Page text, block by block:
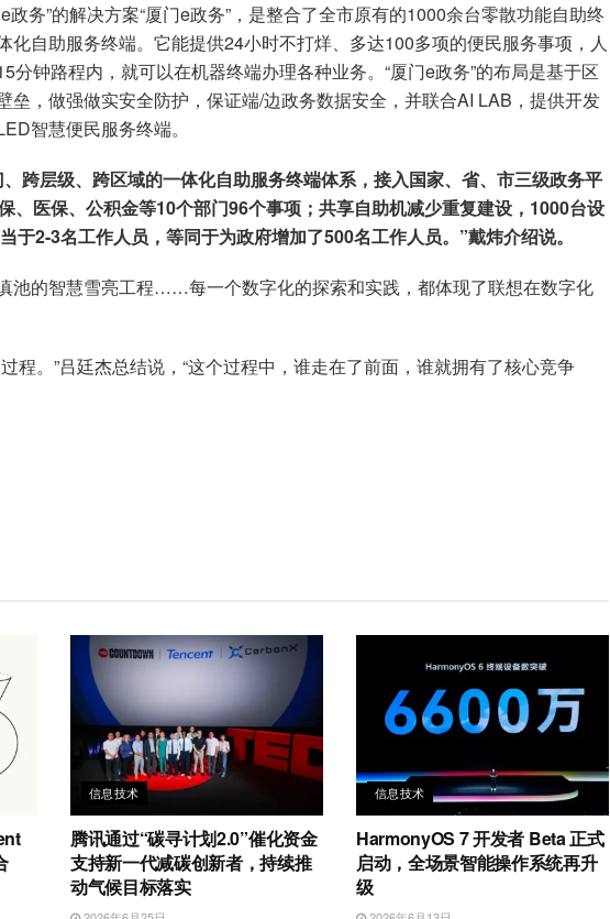
政务”的解决方案“厦门e政务”，是整合了全市原有的1000余台零散功能自助终
化自助服务终端。它能提供24小时不打烊、多达100多项的便民服务事项，人
分钟路程内，就可以在机器终端办理各种业务。“厦门e政务”的布局是基于区
垒，做强做实安全防护，保证端/边政务数据安全，并联合AI LAB，提供开发
智慧便民服务终端。
跨层级、跨区域的一体化自助服务终端体系，接入国家、省、市三级政务平
、医保、公积金等10个部门96个事项；共享自助机减少重复建设，1000台设
于2-3名工作人员，等同于为政府增加了500名工作人员。”戴炜介绍说。
池的智慧雪亮工程……每一个数字化的探索和实践，都体现了联想在数字化
程。”吕廷杰总结说，“这个过程中，谁走在了前面，谁就拥有了核心竞争
信息技术
腾讯通过“碳寻计划2.0”催化资金
支持新一代减碳创新者，持续推
动气候目标落实
信息技术
HarmonyOS 7 开发者 Beta 正式
启动，全场景智能操作系统再升
级